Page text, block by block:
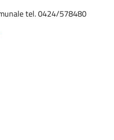
tel. 0424/578480